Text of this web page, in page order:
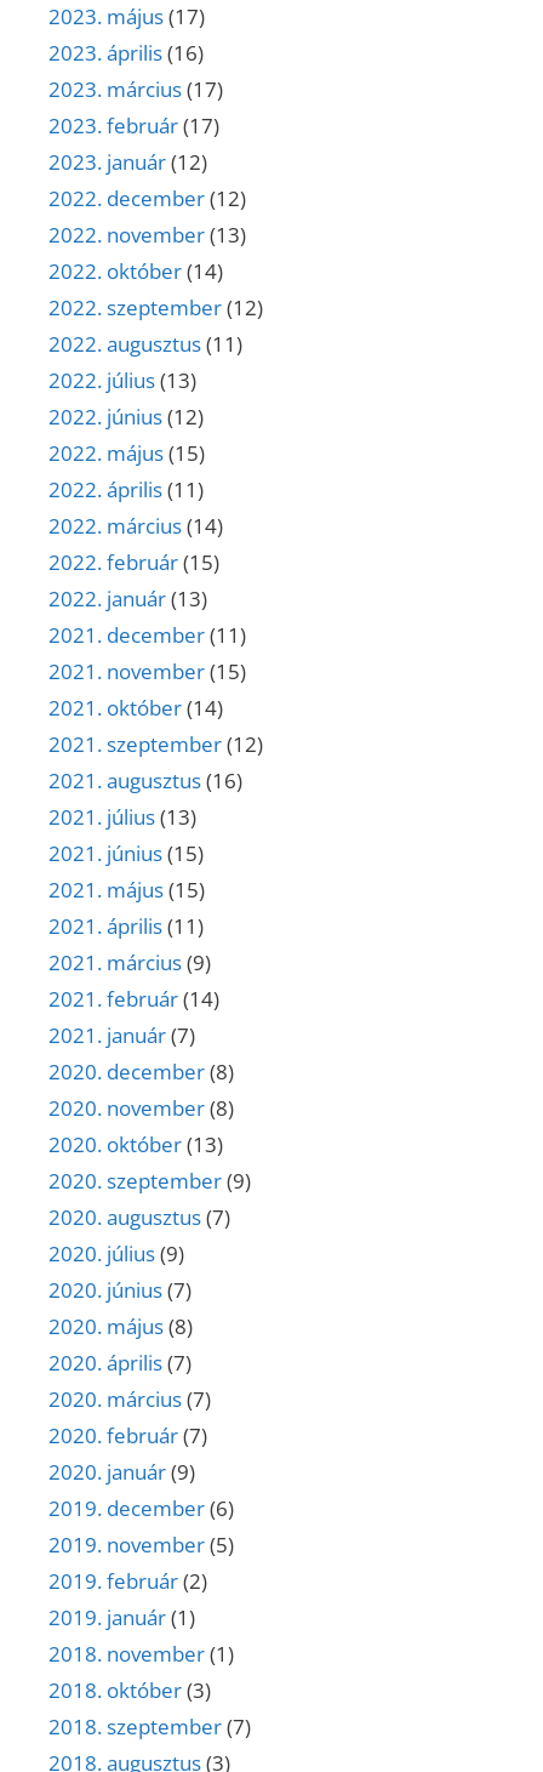
2023. május(17)
2023. április(16)
2023. március(17)
2023. február(17)
2023. január(12)
2022. december(12)
2022. november(13)
2022. október(14)
2022. szeptember(12)
2022. augusztus(11)
2022. július(13)
2022. június(12)
2022. május(15)
2022. április(11)
2022. március(14)
2022. február(15)
2022. január(13)
2021. december(11)
2021. november(15)
2021. október(14)
2021. szeptember(12)
2021. augusztus(16)
2021. július(13)
2021. június(15)
2021. május(15)
2021. április(11)
2021. március(9)
2021. február(14)
2021. január(7)
2020. december(8)
2020. november(8)
2020. október(13)
2020. szeptember(9)
2020. augusztus(7)
2020. július(9)
2020. június(7)
2020. május(8)
2020. április(7)
2020. március(7)
2020. február(7)
2020. január(9)
2019. december(6)
2019. november(5)
2019. február(2)
2019. január(1)
2018. november(1)
2018. október(3)
2018. szeptember(7)
2018. augusztus(3)